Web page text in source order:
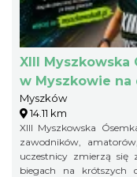
XIII Myszkowska
w Myszkowie na
Myszków
14.11 km
XIII Myszkowska
zawodników,
uczestnicy zmierzą
biegach na krótszych